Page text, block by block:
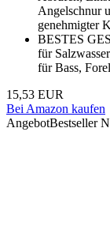
Angelschnur
genehmigter
BESTES
für
für Bass,
15,53 EUR
Bei Amazon kaufen
AngebotBestseller